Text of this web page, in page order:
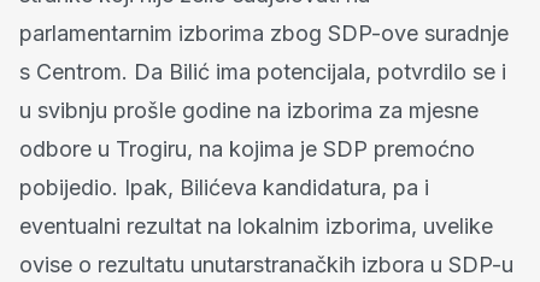
parlamentarnim izborima zbog SDP-ove suradnje
s Centrom. Da Bilić ima potencijala, potvrdilo se i
u svibnju prošle godine na izborima za mjesne
odbore u Trogiru, na kojima je SDP premoćno
pobijedio. Ipak, Bilićeva kandidatura, pa i
eventualni rezultat na lokalnim izborima, uvelike
ovise o rezultatu unutarstranačkih izbora u SDP-u